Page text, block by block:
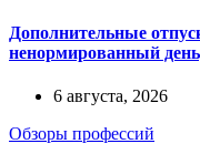
Дополнительные
ненормированный
6 августа, 2026
Обзоры профессий